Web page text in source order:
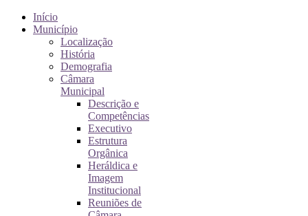
Início
Município
Localização
História
Demografia
Câmara
Municipal
Descrição e
Competências
Executivo
Estrutura
Orgânica
Heráldica e
Imagem
Institucional
Reuniões de